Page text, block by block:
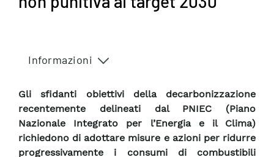
Informazioni
Gli sfidanti obiettivi della decarbonizzazione
recentemente delineati dal PNIEC (Piano
Nazionale Integrato per l’Energia e il Clima)
richiedono di adottare misure e azioni per ridurre
progressivamente i consumi di combustibili